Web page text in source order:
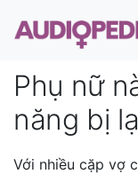
Phụ nữ
năng bị
Với nhiều cặp vợ